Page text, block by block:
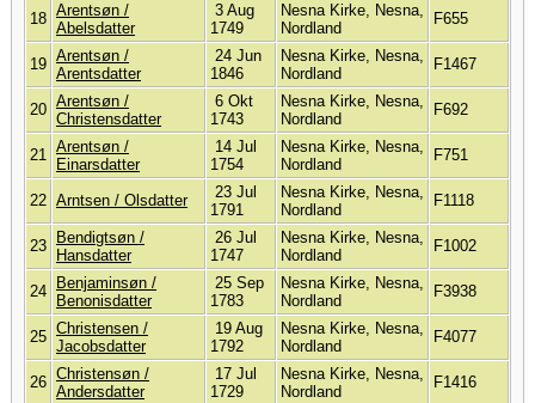
18 Arentsøn /
Abelsdatter
3 Aug
1749
Nesna Kirke, Nesna,
Nordland
F655
19 Arentsøn /
Arentsdatter
24 Jun
1846
Nesna Kirke, Nesna,
Nordland
F1467
20 Arentsøn /
Christensdatter
6 Okt
1743
Nesna Kirke, Nesna,
Nordland
F692
21 Arentsøn /
Einarsdatter
14 Jul
1754
Nesna Kirke, Nesna,
Nordland
F751
22 Arntsen / Olsdatter
23 Jul
1791
Nesna Kirke, Nesna,
Nordland
F1118
23
Bendigtsøn /
Hansdatter
26 Jul
1747
Nesna Kirke, Nesna,
Nordland
F1002
24
Benjaminsøn /
Benonisdatter
25 Sep
1783
Nesna Kirke, Nesna,
Nordland
F3938
25 Christensen /
Jacobsdatter
19 Aug
1792
Nesna Kirke, Nesna,
Nordland
F4077
26 Christensøn /
Andersdatter
17 Jul
1729
Nesna Kirke, Nesna,
Nordland
F1416